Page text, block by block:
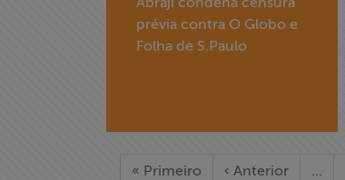
prévia contra O Globo e
Folha de S.Paulo
« Primeiro ‹ Anterior …